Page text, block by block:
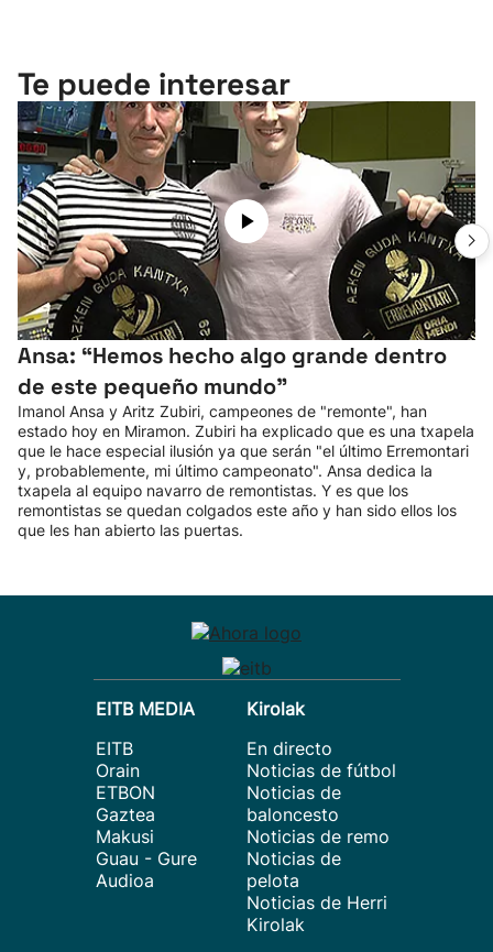
Te puede interesar
Ansa: “Hemos hecho algo grande dentro
de este pequeño mundo”
Imanol Ansa y Aritz Zubiri, campeones de "remonte", han
estado hoy en Miramon. Zubiri ha explicado que es una txapela
que le hace especial ilusión ya que serán "el último Erremontari
y, probablemente, mi último campeonato". Ansa dedica la
txapela al equipo navarro de remontistas. Y es que los
remontistas se quedan colgados este año y han sido ellos los
que les han abierto las puertas.
EITB MEDIA
EITB
Orain
ETBON
Gaztea
Makusi
Guau - Gure
Audioa
Kirolak
En directo
Noticias de fútbol
Noticias de
baloncesto
Noticias de remo
Noticias de
pelota
Noticias de Herri
Kirolak